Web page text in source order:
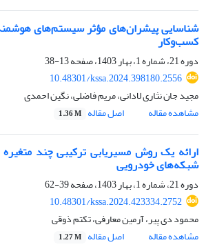
شناسایی پیشران‌های مؤثر سیستم‌های
کسب‌وکار
دوره 21، شماره 1، بهار 1403، صفحه
13-38
10.48301/kssa.2024.398180.2556
مجید جان نثاری لادانی، مریم فاضلی، نگین احمدی
مشاهده مقاله
اصل مقاله 1.36 M
ارائه یک روش مسیریابی ترکیبی چند متغیره
شبکه‌های خودرویی
دوره 21، شماره 1، بهار 1403، صفحه
39-62
10.48301/kssa.2024.423334.2752
محمود دی پیر، آرمین معارفی، تکتم ذوقی
مشاهده مقاله
اصل مقاله 1.27 M